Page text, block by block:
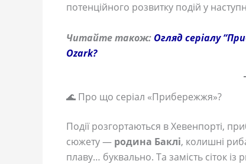
потенційного розвитку подій у
Читайте також: Огляд серіалу
Ozark?
🌊 Про що серіал «Прибережжя»?
Події розгортаються в Хевенпорті,
сюжету — родина Баклі, колишні
плаву… буквально. Та замість сіток